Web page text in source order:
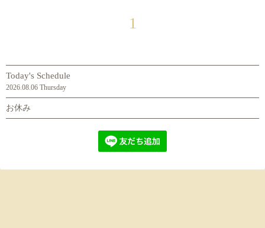
1
Today's Schedule
2026.08.06 Thursday
お休み